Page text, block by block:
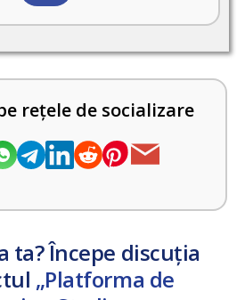
rețele de socializare
ta? Începe discuția
„Platforma de